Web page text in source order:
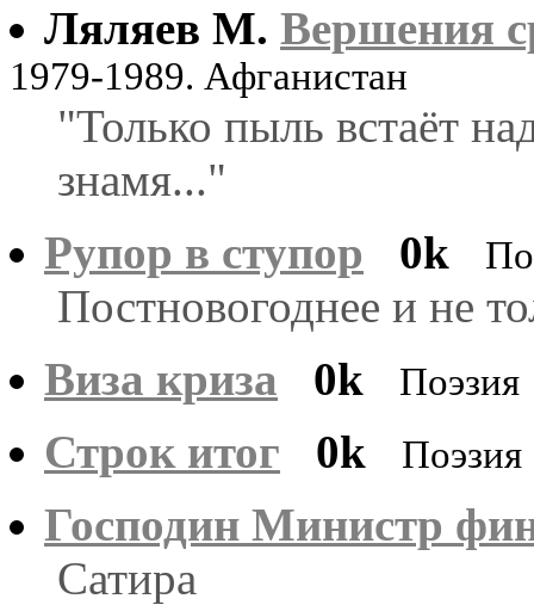
Ляляев М. Вершения
1979-1989. Афганистан
"Только пыль встаёт
знамя..."
Рупор в ступор
0k
Постновогоднее и не
Виза криза
0k Поэзия
Строк итог 0k Поэзия
Господин Министр
Сатира